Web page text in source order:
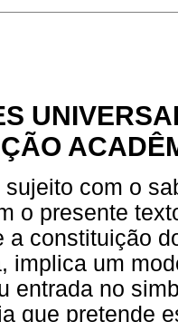
com o
o presente
a constituição
implica um
entrada no
que pretende